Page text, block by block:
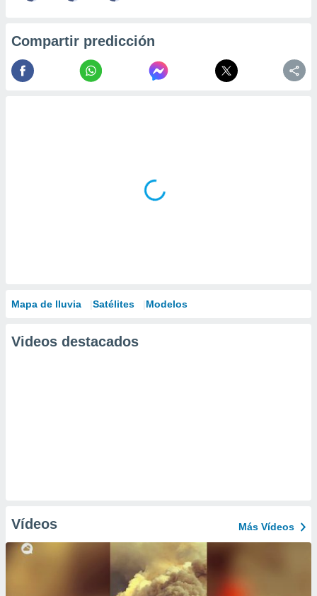
Compartir predicción
Mapa de lluvia Satélites Modelos
Videos destacados
Vídeos Más Vídeos